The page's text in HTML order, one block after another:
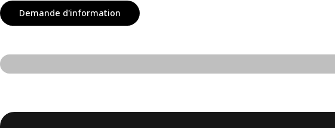
Demande d'information